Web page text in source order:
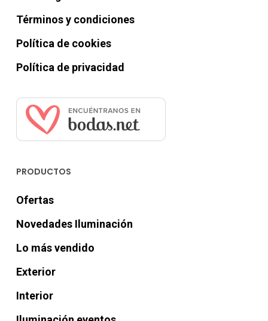
Términos y condiciones
Política de cookies
Política de privacidad
PRODUCTOS
Ofertas
Novedades Iluminación
Lo más vendido
Exterior
Interior